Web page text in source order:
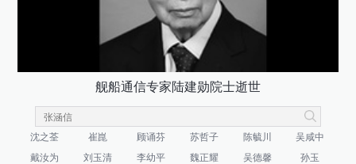
舰船通信专家陆建勋院士逝世
沈之荃 崔崑 顾诵芬 苏哲子 陈毓川
吴咸中
戴汝为
刘玉清 李幼平 魏正耀 吴德馨 孙玉